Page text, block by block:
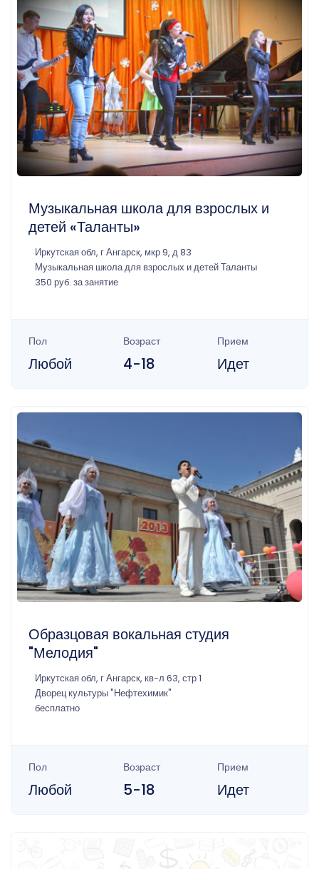
Музыкальная школа для взрослых и
детей «Таланты»
Иркутская обл, г Ангарск, мкр 9, д 83
Музыкальная школа для взрослых и детей Таланты
350 руб. за занятие
Пол
Любой
Возраст
4-18
Прием
Идет
Образцовая вокальная студия
"Мелодия"
Иркутская обл, г Ангарск, кв-л 63, стр 1
Дворец культуры "Нефтехимик"
бесплатно
Пол
Любой
Возраст
5-18
Прием
Идет